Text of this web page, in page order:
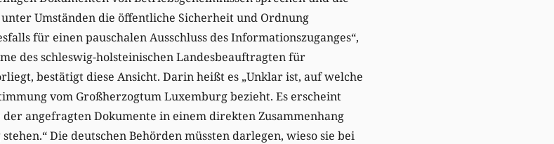
Umständen die öffentliche Sicherheit und Ordnung
für einen pauschalen Ausschluss des Informationszuganges“,
des schleswig-holsteinischen Landesbeauftragten für
bestätigt diese Ansicht. Darin heißt es „Unklar ist, auf welche
vom Großherzogtum Luxemburg bezieht. Es erscheint
angefragten Dokumente in einem direkten Zusammenhang
Die deutschen Behörden müssten darlegen, wieso sie bei